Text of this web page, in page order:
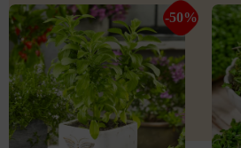
-50%